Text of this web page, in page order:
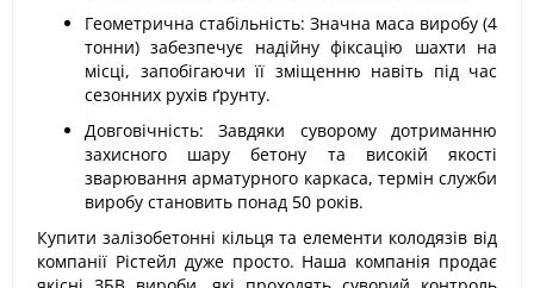
Геометрична стабільність: Значна маса виробу (4
тонни) забезпечує надійну фіксацію шахти на
місці, запобігаючи її зміщенню навіть під час
сезонних рухів ґрунту.
Довговічність: Завдяки суворому дотриманню
захисного шару бетону та високій якості
зварювання арматурного каркаса, термін служби
виробу становить понад 50 років.
Купити залізобетонні кільця та елементи колодязів від
компанії Рістейл дуже просто. Наша компанія продає